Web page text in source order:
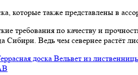
которые также представлены в
требования по качеству и
Сибири. Ведь чем севернее
доска Вельвет из